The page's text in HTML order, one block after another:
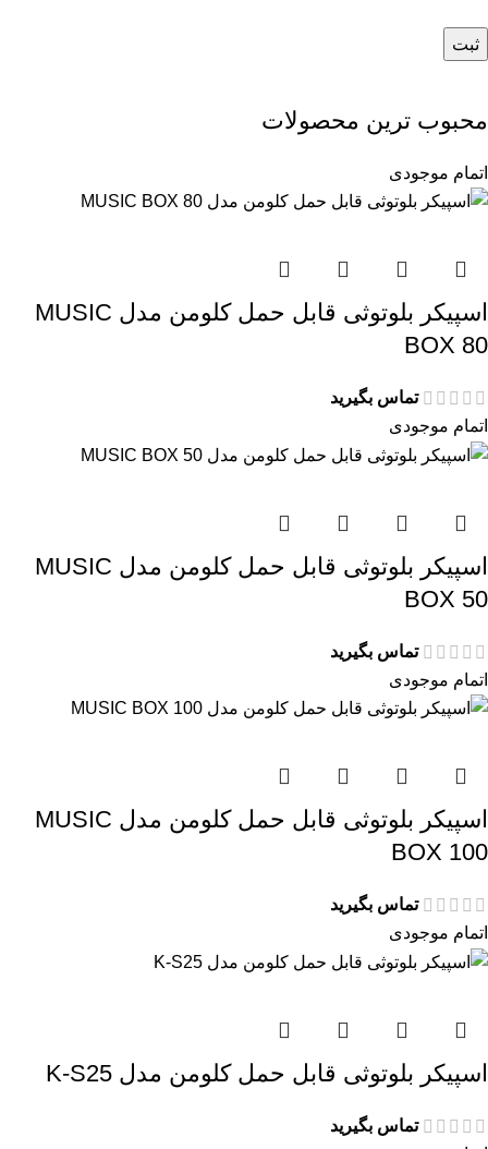
محبوب ترین محصولات
اتمام موجودی
اسپیکر بلوتوثی قابل حمل کلومن مدل MUSIC
BOX 80
تماس بگیرید
اتمام موجودی
اسپیکر بلوتوثی قابل حمل کلومن مدل MUSIC
BOX 50
تماس بگیرید
اتمام موجودی
اسپیکر بلوتوثی قابل حمل کلومن مدل MUSIC
BOX 100
تماس بگیرید
اتمام موجودی
اسپیکر بلوتوثی قابل حمل کلومن مدل K-S25
تماس بگیرید